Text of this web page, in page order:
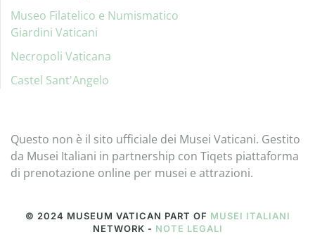
Museo Filatelico e Numismatico
Giardini Vaticani
Necropoli Vaticana
Castel Sant'Angelo
Questo non è il sito ufficiale dei Musei Vaticani. Gestito
da Musei Italiani in partnership con Tiqets piattaforma
di prenotazione online per musei e attrazioni.
© 2024 MUSEUM VATICAN PART OF MUSEI ITALIANI
NETWORK - NOTE LEGALI